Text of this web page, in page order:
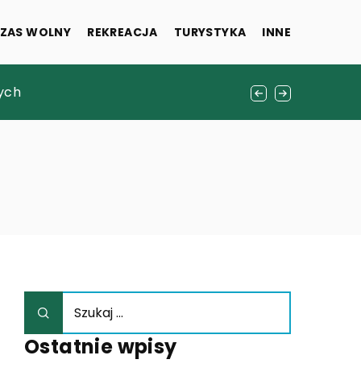
WOLNY REKREACJA TURYSTYKA INNE
Ostatnie wpisy